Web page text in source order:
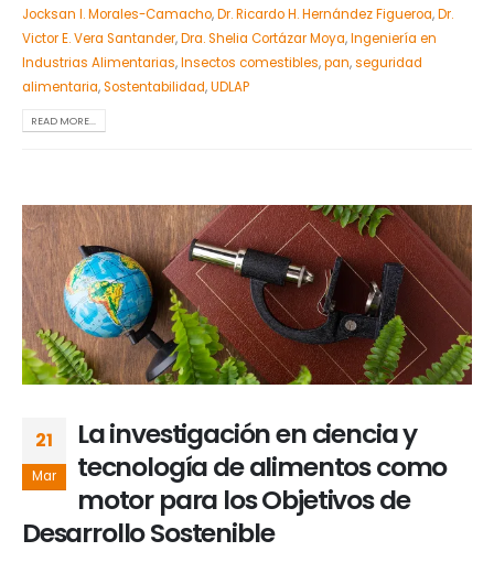
Jocksan I. Morales-Camacho,Dr. Ricardo H. Hernández Figueroa,Dr.
Victor E. Vera Santander,Dra. Shelia Cortázar Moya,Ingeniería en
Industrias Alimentarias,Insectos comestibles,pan,seguridad
alimentaria,Sostentabilidad,UDLAP
READ MORE...
21
Mar
La investigación en ciencia y
tecnología de alimentos como
motor para los Objetivos de
Desarrollo Sostenible